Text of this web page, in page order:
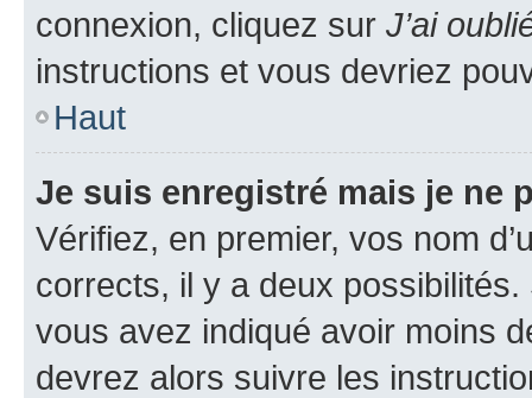
connexion, cliquez sur J’ai
instructions et vous devriez
Haut
Je suis enregistré mais je ne
Vérifiez, en premier, vos nom
corrects, il y a deux
vous avez indiqué avoir moins
devrez alors suivre les